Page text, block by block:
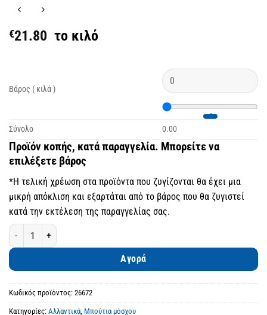
€21.80 το κιλό
Βάρος ( κιλά )
Σύνολο 0.00
Προϊόν κοπής, κατά παραγγελία. Μπορείτε να
επιλέξετε βάρος
*Η τελική χρέωση στα προϊόντα που ζυγίζονται θα έχει μια
μικρή απόκλιση και εξαρτάται από το βάρος που θα ζυγιστεί
κατά την εκτέλεση της παραγγελίας σας.
Μοσχαρίσιο Μπούτι ποσότητα
Αγορά
Κωδικός προϊόντος: 26672
Κατηγορίες: Αλλαντικά Μπούτια μόσχου